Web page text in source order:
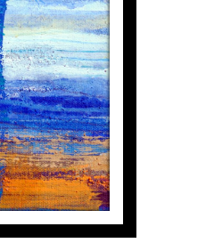
simbolismo en
combina
plásticamente,
en una
II